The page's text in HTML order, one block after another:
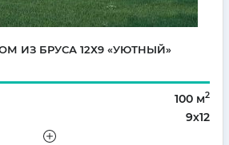
ИЗ БРУСА 12Х9 «УЮТНЫЙ»
100 м2
9х12